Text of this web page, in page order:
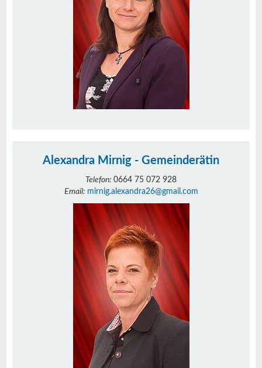
Alexandra Mirnig - Gemeinderätin
Telefon: 0664 75 072 928
Email: mirnig.alexandra26@gmail.com